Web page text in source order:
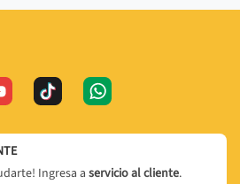
Ingresa a servicio al cliente.